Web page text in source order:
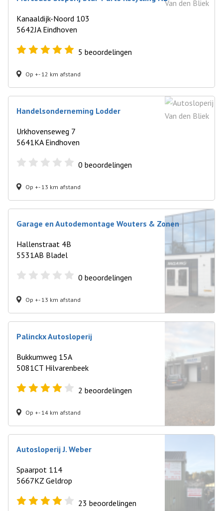
Kanaaldijk-Noord 103
5642JA Eindhoven
5 beoordelingen
Op +- 12 km afstand
Handelsonderneming Lodder
Urkhovenseweg 7
5641KA Eindhoven
0 beoordelingen
Op +- 13 km afstand
Garage en Autodemontage Wouters & Zonen
Hallenstraat 4B
5531AB Bladel
0 beoordelingen
Op +- 13 km afstand
Palinckx Autosloperij
Bukkumweg 15A
5081CT Hilvarenbeek
2 beoordelingen
Op +- 14 km afstand
Autosloperij J. Weber
Spaarpot 114
5667KZ Geldrop
23 beoordelingen